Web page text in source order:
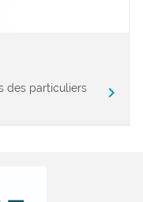
des particuliers chevron_right